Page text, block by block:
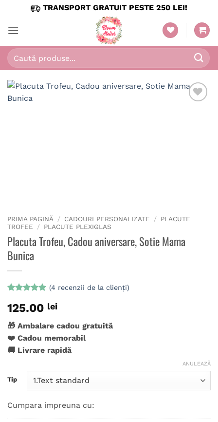
content
TRANSPORT GRATUIT PESTE 250 LEI!
Caută
după:
PRIMA PAGINĂ / CADOURI PERSONALIZATE / PLACUTE
TROFEE
/ PLACUTE PLEXIGLAS
Placuta Trofeu, Cadou aniversare, Sotie Mama
Bunica
5din 5 pe
baza a
evaluări de
la clienți
(4 recenzii de la clienți)
125.00 lei
🎁 Ambalare cadou gratuită
❤️ Cadou memorabil
🚚 Livrare rapidă
Tip
ANULEAZĂ
Cumpara impreuna cu: